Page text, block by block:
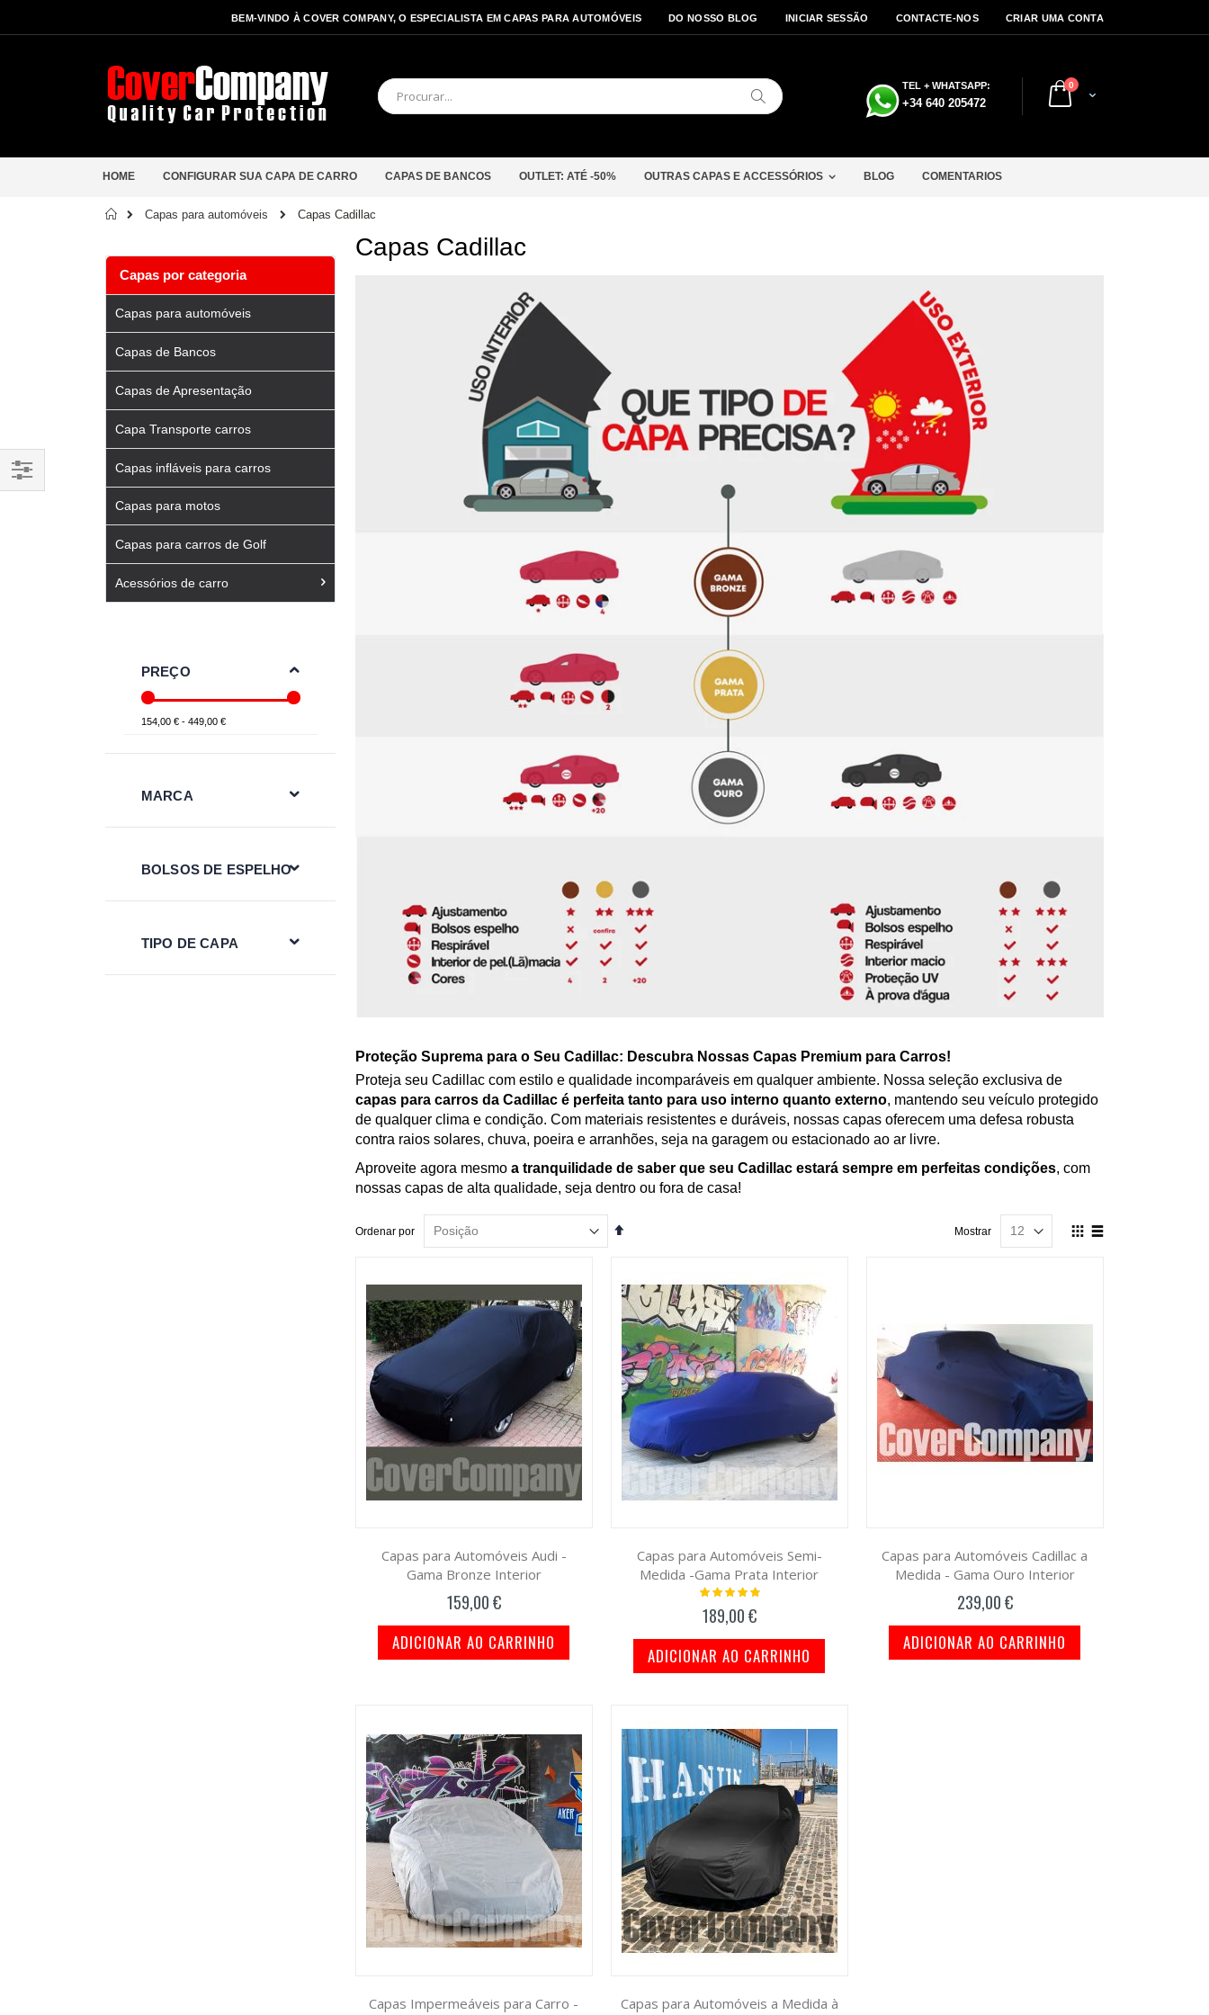
BEM-VINDO À COVER COMPANY, O ESPECIALISTA EM CAPAS PARA AUTOMÓVEIS DO NOSSO BLOG INICIAR SESSÃO CONTACTE-NOS CRIAR UMA CONTA
Cart
0artigos
Pesquisa
TEL + WHATSAPP:
+34 640 205472
HOME CONFIGURAR SUA CAPA DE CARRO CAPAS DE BANCOS OUTLET: ATÉ -50% OUTRAS CAPAS E ACCESSÓRIOS BLOG COMENTARIOS
InícioCapas para automóveis Capas Cadillac
Capas Cadillac
Proteção Suprema para o Seu Cadillac: Descubra Nossas Capas Premium para Carros!
Proteja seu Cadillac com estilo e qualidade incomparáveis em qualquer ambiente. Nossa seleção exclusiva de
capas para carros da Cadillac é perfeita tanto para uso interno quanto externo, mantendo seu veículo protegido
de qualquer clima e condição. Com materiais resistentes e duráveis, nossas capas oferecem uma defesa robusta
contra raios solares, chuva, poeira e arranhões, seja na garagem ou estacionado ao ar livre.
Aproveite agora mesmo a tranquilidade de saber que seu Cadillac estará sempre em perfeitas condições, com
nossas capas de alta qualidade, seja dentro ou fora de casa!
Ordenar por
Ver
como
Mostrar
Capas para Automóveis Audi -
Gama Bronze Interior
159,00 €
ADICIONAR AO CARRINHO
Capas para Automóveis Semi-
Medida -Gama Prata Interior
Classificação:
189,00 €
ADICIONAR AO CARRINHO
Capas para Automóveis Cadillac a
Medida - Gama Ouro Interior
239,00 €
ADICIONAR AO CARRINHO
Capas Impermeáveis para Carro -
Capas para Automóveis a Medida à
Capas por categoria
Capas para automóveis
Capas de Bancos
Capas de Apresentação
Capa Transporte carros
Capas infláveis para carros
Capas para motos
Capas para carros de Golf
Acessórios de carro
Filtrar
PREÇO
154,00 € - 449,00 €
MARCA
BOLSOS DE ESPELHO
TIPO DE CAPA